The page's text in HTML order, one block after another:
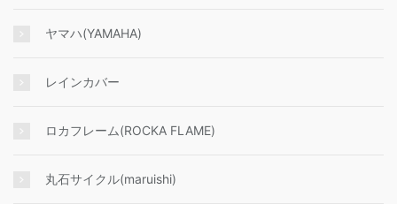
ヤマハ(YAMAHA)
レインカバー
ロカフレーム(ROCKA FLAME)
丸石サイクル(maruishi)